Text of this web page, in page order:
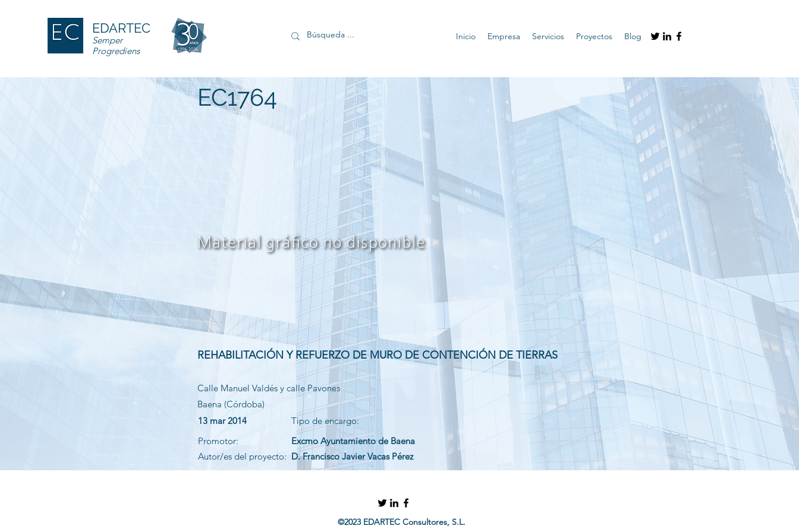
EDARTEC
Semper
Progrediens
Inicio Empresa Servicios Proyectos Blog
EC1764
REHABILITACIÓN Y REFUERZO DE MURO DE CONTENCIÓN DE TIERRAS
Calle Manuel Valdés y calle Pavones
Baena (Córdoba)
13 mar 2014
Promotor:
Autor/es del proyecto:
Tipo de encargo:
Excmo Ayuntamiento de Baena
D. Francisco Javier Vacas Pérez
©2023 EDARTEC Consultores, S.L.